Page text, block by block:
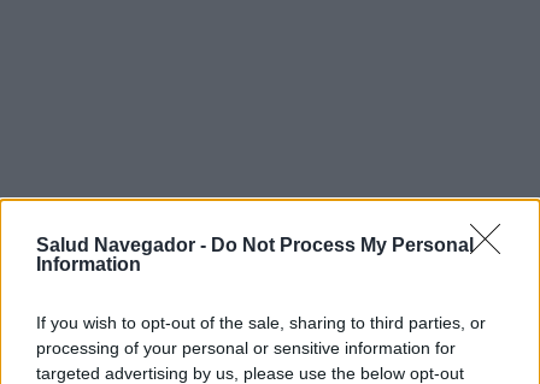
Salud Navegador - Do Not Process My Personal
Information
If you wish to opt-out of the sale, sharing to third parties, or
processing of your personal or sensitive information for
targeted advertising by us, please use the below opt-out